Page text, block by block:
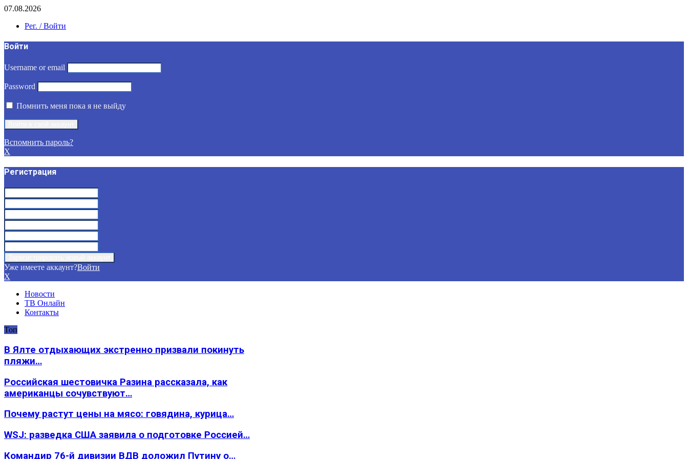
07.08.2026
Рег. / Войти
Войти
Username or email
Password
Помнить меня пока я не выйду
Вспомнить пароль?
X
Регистрация
Уже имеете аккаунт?Войти
X
Новости
ТВ Онлайн
Контакты
Топ
В Ялте отдыхающих экстренно призвали покинуть
пляжи…
Российская шестовичка Разина рассказала, как
американцы сочувствуют…
Почему растут цены на мясо: говядина, курица…
WSJ: разведка США заявила о подготовке Россией…
Командир 76-й дивизии ВДВ доложил Путину о…